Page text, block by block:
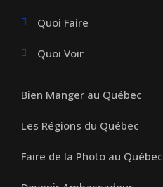
Quoi Faire
Quoi Voir
Bien Manger au Québec
Les Régions du Québec
Faire de la Photo au Québec